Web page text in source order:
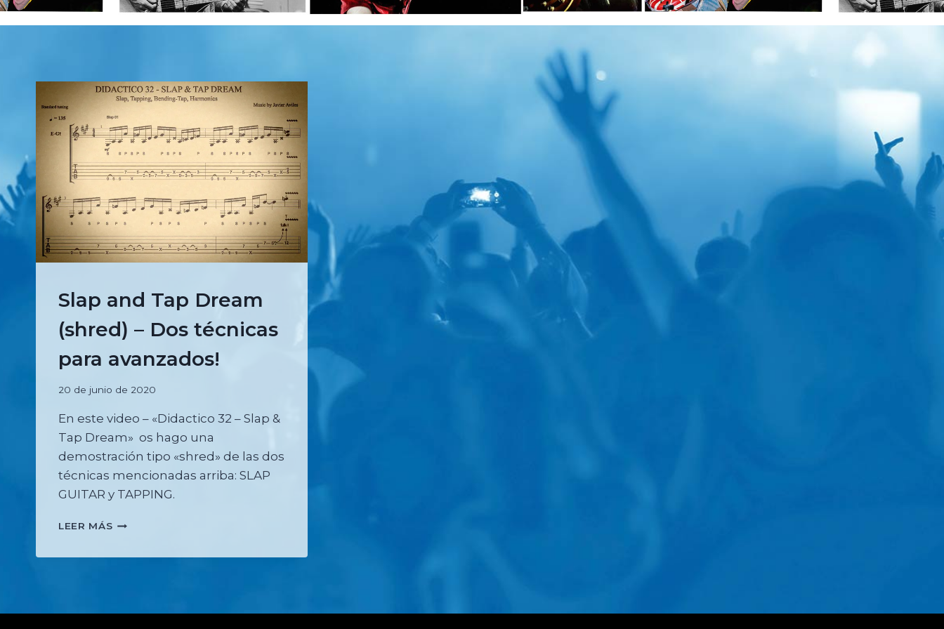
Slap and Tap Dream
(shred) – Dos técnicas
para avanzados!
20 de junio de 2020
En este video – «Didactico 32 – Slap &
Tap Dream» os hago una
demostración tipo «shred» de las dos
técnicas mencionadas arriba: SLAP
GUITAR y TAPPING.
LEER MÁS SLAP
DOS